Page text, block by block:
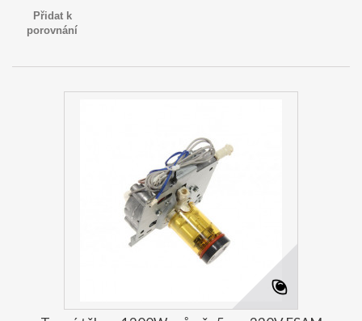
Přidat k
porovnání